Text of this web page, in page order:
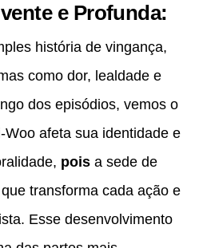
e Profunda:
história de vingança,
como dor, lealdade e
dos episódios, vemos o
afeta sua identidade e
pois a sede de
transforma cada ação e
Esse desenvolvimento